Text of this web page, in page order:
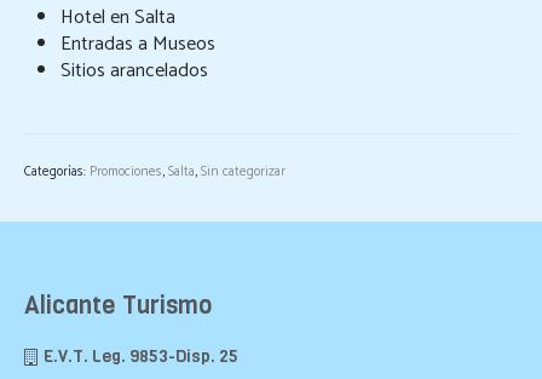
Hotel en Salta
Entradas a Museos
Sitios arancelados
Categorías: Promociones,Salta,Sin categorizar
Alicante Turismo
E.V.T. Leg. 9853-Disp. 25